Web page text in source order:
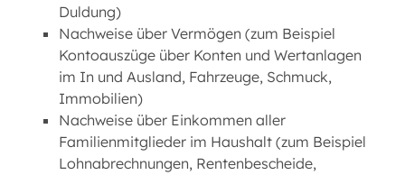
Duldung)
Nachweise über Vermögen (zum Beispiel
Kontoauszüge über Konten und Wertanlagen
im In und Ausland, Fahrzeuge, Schmuck,
Immobilien)
Nachweise über Einkommen aller
Familienmitglieder im Haushalt (zum Beispiel
Lohnabrechnungen, Rentenbescheide,